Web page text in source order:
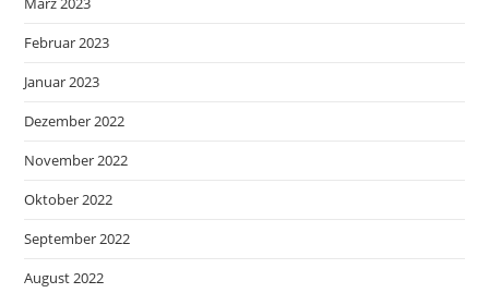
Februar 2023
Januar 2023
Dezember 2022
November 2022
Oktober 2022
September 2022
August 2022